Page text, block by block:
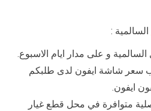
السالمية :
السالمية و على مدار ايام الاسبوع.
سعر شاشة ايفون لدى طلبكم
ايفون.
متوافرة في محل قطع غيار